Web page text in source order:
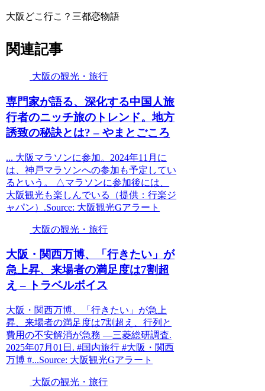
大阪どこ行こ？三都恋物語
関連記事
大阪の観光・旅行
専門家が語る、深化する中国人旅
行者のニッチ旅のトレンド。地方
誘致の秘訣とは? – やまとごころ
... 大阪マラソンに参加。2024年11月に
は、神戸マラソンへの参加も予定してい
るという。 △マラソンに参加後には、
大阪観光も楽しんでいる（提供：行楽ジ
ャパン）.Source: 大阪観光Gアラート
大阪の観光・旅行
大阪 ・関西万博、「行きたい」が
急上昇、来場者の満足度は7割超
え – トラベルボイス
大阪・関西万博、「行きたい」が急上
昇、来場者の満足度は7割超え、行列と
費用の不安解消が急務 ―三菱総研調査.
2025年07月01日. #国内旅行 #大阪・関西
万博 #...Source: 大阪観光Gアラート
大阪の観光・旅行